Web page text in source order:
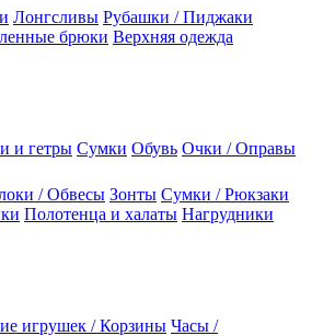
Лонгсливы Рубашки / Пиджаки
брюки Верхняя одежда
и гетры Сумки Обувь Очки / Оправы
/ Обвесы Зонты Сумки / Рюкзаки
Полотенца и халаты Нагрудники
игрушек / Корзины Часы /